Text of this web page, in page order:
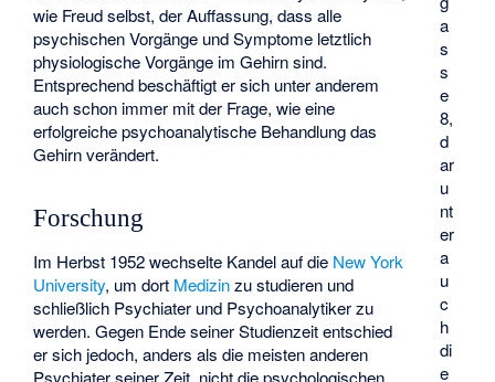
a
s
s
e
8,
d
ar
u
nt
er
a
u
c
h
di
e
wie Freud selbst, der Auffassung, dass alle
psychischen Vorgänge und Symptome letztlich
physiologische Vorgänge im Gehirn sind.
Entsprechend beschäftigt er sich unter anderem
auch schon immer mit der Frage, wie eine
erfolgreiche psychoanalytische Behandlung das
Gehirn verändert.
Forschung
Im Herbst 1952 wechselte Kandel auf die New York
University, um dort Medizinzu studieren und
schließlich Psychiater und Psychoanalytiker zu
werden. Gegen Ende seiner Studienzeit entschied
er sich jedoch, anders als die meisten anderen
Psychiater seiner Zeit, nicht die psychologischen,